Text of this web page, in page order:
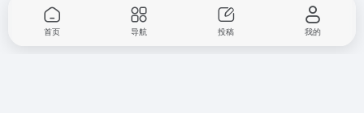
首页 导航 投稿 我的